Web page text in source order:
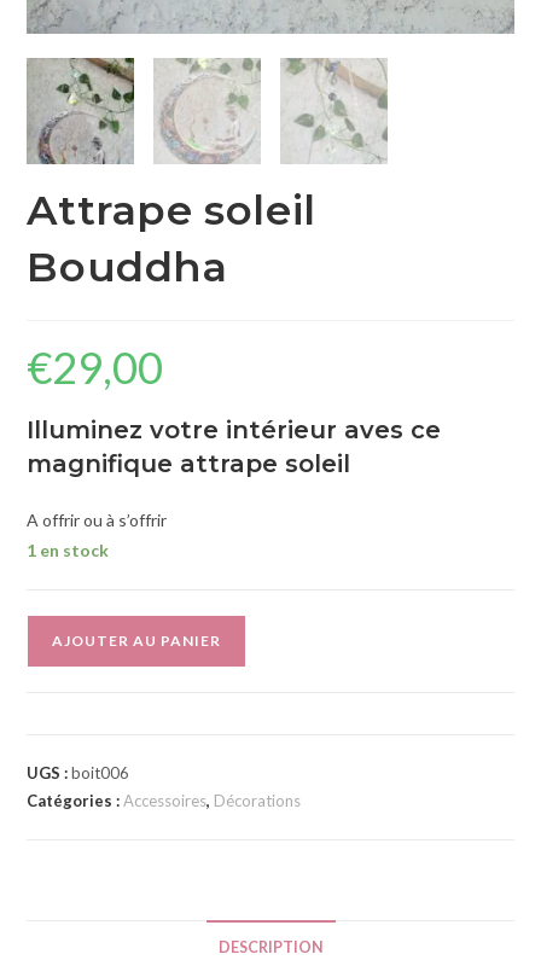
Attrape soleil
Bouddha
€29,00
Illuminez votre intérieur aves ce
magnifique attrape soleil
A offrir ou à s’offrir
1 en stock
AJOUTER AU PANIER
a
UGS :boit006
Catégories :Accessoires, Décorations
DESCRIPTION